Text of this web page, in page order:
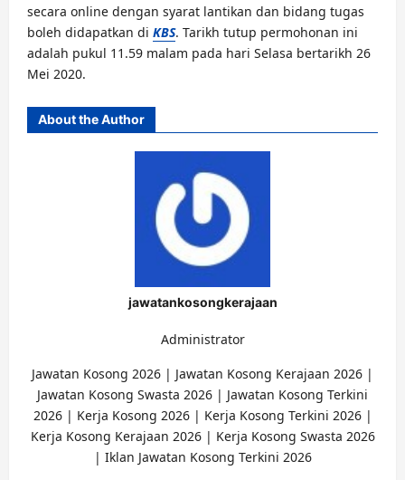
secara online dengan syarat lantikan dan bidang tugas
boleh didapatkan di KBS. Tarikh tutup permohonan ini
adalah pukul 11.59 malam pada hari Selasa bertarikh 26
Mei 2020.
About the Author
jawatankosongkerajaan
Administrator
Jawatan Kosong 2026 | Jawatan Kosong Kerajaan 2026 |
Jawatan Kosong Swasta 2026 | Jawatan Kosong Terkini
2026 | Kerja Kosong 2026 | Kerja Kosong Terkini 2026 |
Kerja Kosong Kerajaan 2026 | Kerja Kosong Swasta 2026
| Iklan Jawatan Kosong Terkini 2026